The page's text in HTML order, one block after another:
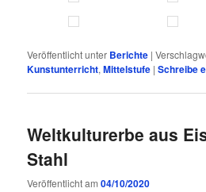
Veröffentlicht unter Berichte |
Kunstunterricht,Mittelstufe |Schreibe
Weltkulturerbe aus
Stahl
Veröffentlicht am04/10/2020